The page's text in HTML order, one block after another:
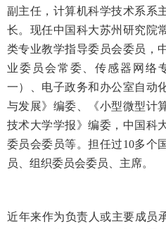
副主任，计算机科学技术系系
长。现任中国科大苏州研究院
类专业教学指导委员会委员，
业委员会常委、传感器网络
一）、电子政务和办公室自动
与发展》编委、《小型微型计
技术大学学报》编委，中国科
委员会委员等。担任过10多个
员、组织委员会委员、主席。
近年来作为负责人或主要成员